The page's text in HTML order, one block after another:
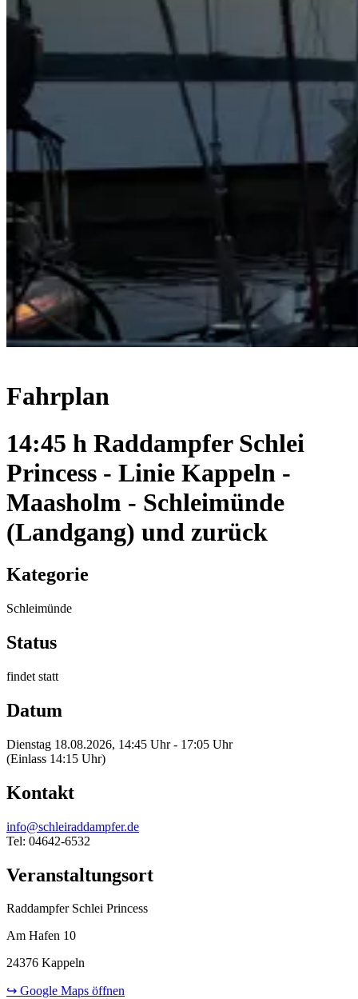
Fahrplan
14:45 h Raddampfer Schlei
Princess - Linie Kappeln -
Maasholm - Schleimünde
(Landgang) und zurück
Kategorie
Schleimünde
Status
findet statt
Datum
Dienstag 18.08.2026, 14:45 Uhr - 17:05 Uhr
(Einlass 14:15 Uhr)
Kontakt
info@schleiraddampfer.de
Tel: 04642-6532
Veranstaltungsort
Raddampfer Schlei Princess
Am Hafen 10
24376 Kappeln
↪ Google Maps öffnen